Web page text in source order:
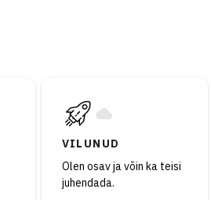
VILUNUD
Olen osav ja võin ka teisi
juhendada.